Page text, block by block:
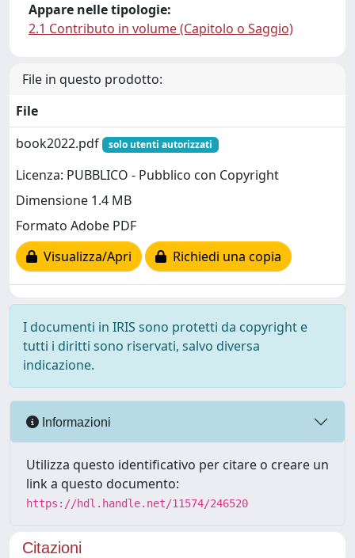
Appare nelle tipologie:
2.1 Contributo in volume (Capitolo o Saggio)
File in questo prodotto:
File
book2022.pdf
solo utenti autorizzati
Licenza: PUBBLICO - Pubblico con Copyright
Dimensione 1.4 MB
Formato Adobe PDF
Visualizza/Apri
Richiedi una copia
I documenti in IRIS sono protetti da copyright e
tutti i diritti sono riservati, salvo diversa
indicazione.
Informazioni
Utilizza questo identificativo per citare o creare un
link a questo documento:
https://hdl.handle.net/11574/246520
Citazioni